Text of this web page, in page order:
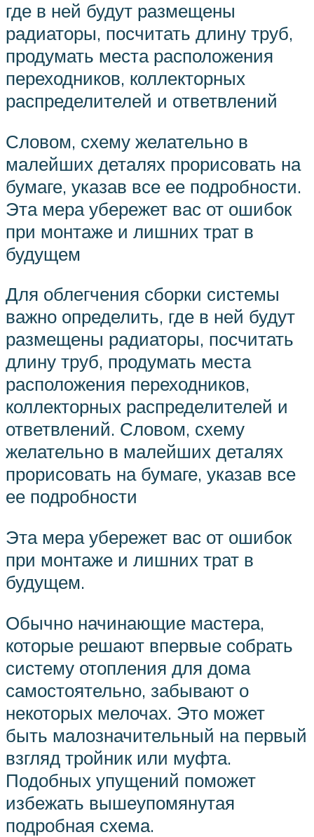
где в ней будут размещены
радиаторы, посчитать длину труб,
продумать места расположения
переходников, коллекторных
распределителей и ответвлений
Словом, схему желательно в
малейших деталях прорисовать на
бумаге, указав все ее подробности.
Эта мера убережет вас от ошибок
при монтаже и лишних трат в
будущем
Для облегчения сборки системы
важно определить, где в ней будут
размещены радиаторы, посчитать
длину труб, продумать места
расположения переходников,
коллекторных распределителей и
ответвлений. Словом, схему
желательно в малейших деталях
прорисовать на бумаге, указав все
ее подробности
Эта мера убережет вас от ошибок
при монтаже и лишних трат в
будущем.
Обычно начинающие мастера,
которые решают впервые собрать
систему отопления для дома
самостоятельно, забывают о
некоторых мелочах. Это может
быть малозначительный на первый
взгляд тройник или муфта.
Подобных упущений поможет
избежать вышеупомянутая
подробная схема.